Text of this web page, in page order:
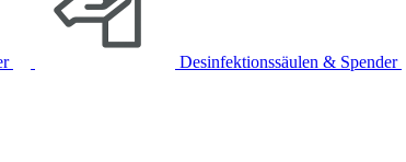
Desinfektionssäulen & Spender